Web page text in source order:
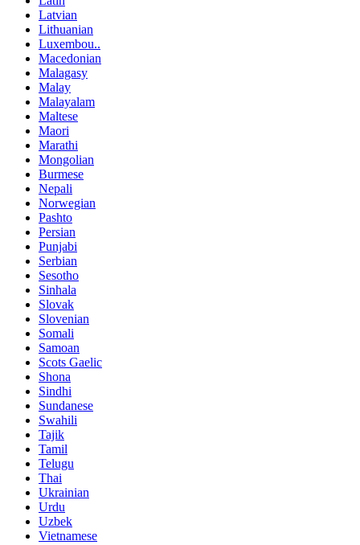
Latvian
Lithuanian
Luxembou..
Macedonian
Malagasy
Malay
Malayalam
Maltese
Maori
Marathi
Mongolian
Burmese
Nepali
Norwegian
Pashto
Persian
Punjabi
Serbian
Sesotho
Sinhala
Slovak
Slovenian
Somali
Samoan
Scots Gaelic
Shona
Sindhi
Sundanese
Swahili
Tajik
Tamil
Telugu
Thai
Ukrainian
Urdu
Uzbek
Vietnamese